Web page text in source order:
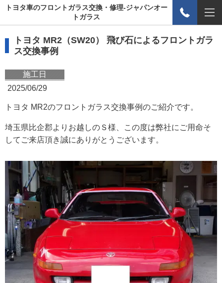
トヨタ車のフロントガラス交換・修理-ジャパンオー
トガラス
トヨタ MR2（SW20） 飛び石によるフロントガラ
ス交換事例
施工日
2025/06/29
トヨタ MR2のフロントガラス交換事例のご紹介です。
埼玉県比企郡よりお越しのＳ様、この度は弊社にご用命そ
してご来店頂き誠にありがとうございます。